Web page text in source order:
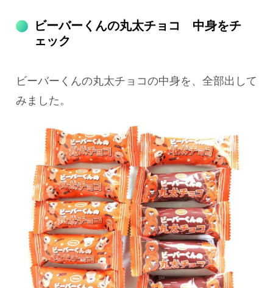
ビーバーくんの丸太チョコ 中身をチ
ェック
ビーバーくんの丸太チョコの中身を、全部出して
みました。